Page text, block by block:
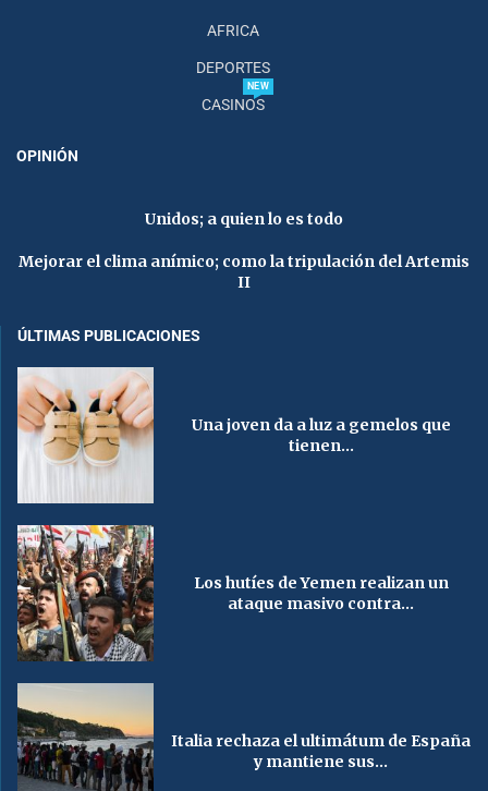
AFRICA
DEPORTES
CASINOS
NEW
OPINIÓN
Unidos; a quien lo es todo
Mejorar el clima anímico; como la tripulación del Artemis
II
ÚLTIMAS PUBLICACIONES
Una joven da a luz a gemelos que
tienen...
Los hutíes de Yemen realizan un
ataque masivo contra...
Italia rechaza el ultimátum de España
y mantiene sus...